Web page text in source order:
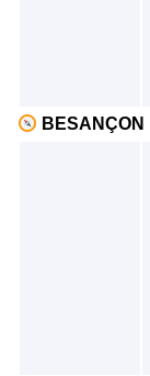
BESANÇON